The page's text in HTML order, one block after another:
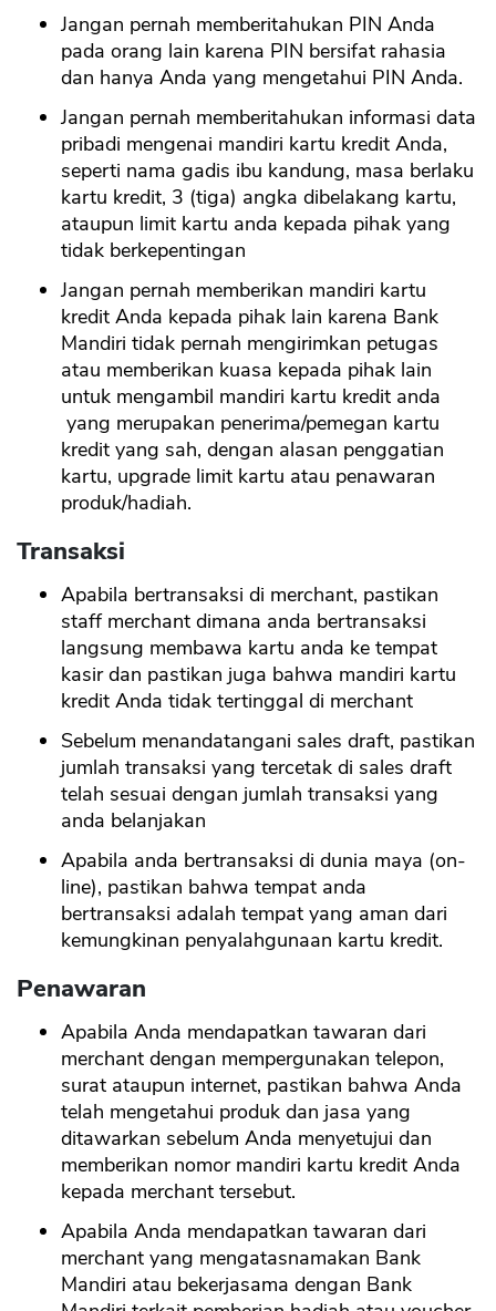
Jangan pernah memberitahukan PIN Anda
pada orang lain karena PIN bersifat rahasia
dan hanya Anda yang mengetahui PIN Anda.
Jangan pernah memberitahukan informasi data
pribadi mengenai mandiri kartu kredit Anda,
seperti nama gadis ibu kandung, masa berlaku
kartu kredit, 3 (tiga) angka dibelakang kartu,
ataupun limit kartu anda kepada pihak yang
tidak berkepentingan
Jangan pernah memberikan mandiri kartu
kredit Anda kepada pihak lain karena Bank
Mandiri tidak pernah mengirimkan petugas
atau memberikan kuasa kepada pihak lain
untuk mengambil mandiri kartu kredit anda
yang merupakan penerima/pemegan kartu
kredit yang sah, dengan alasan penggatian
kartu, upgrade limit kartu atau penawaran
produk/hadiah.
Transaksi
Apabila bertransaksi di merchant, pastikan
staff merchant dimana anda bertransaksi
langsung membawa kartu anda ke tempat
kasir dan pastikan juga bahwa mandiri kartu
kredit Anda tidak tertinggal di merchant
Sebelum menandatangani sales draft, pastikan
jumlah transaksi yang tercetak di sales draft
telah sesuai dengan jumlah transaksi yang
anda belanjakan
Apabila anda bertransaksi di dunia maya (on-
line), pastikan bahwa tempat anda
bertransaksi adalah tempat yang aman dari
kemungkinan penyalahgunaan kartu kredit.
Penawaran
Apabila Anda mendapatkan tawaran dari
merchant dengan mempergunakan telepon,
surat ataupun internet, pastikan bahwa Anda
telah mengetahui produk dan jasa yang
ditawarkan sebelum Anda menyetujui dan
memberikan nomor mandiri kartu kredit Anda
kepada merchant tersebut.
Apabila Anda mendapatkan tawaran dari
merchant yang mengatasnamakan Bank
Mandiri atau bekerjasama dengan Bank
OK